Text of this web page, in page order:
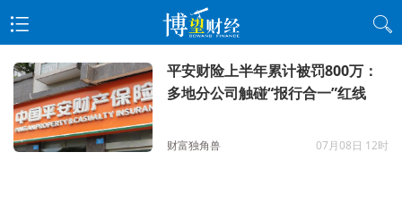
平安财险上半年累计被罚800万：
多地分公司触碰“报行合一”红线
财富独角兽 07月08日 12时